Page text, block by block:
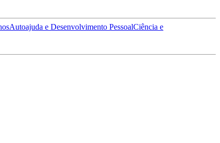
Autoajuda e Desenvolvimento PessoalCiência e